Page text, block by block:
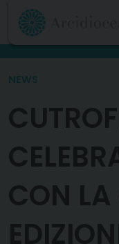
Skip
content
NEWS
CON